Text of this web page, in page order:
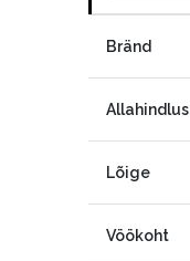
Bränd
Allahindlus
Lõige
Vöökoht